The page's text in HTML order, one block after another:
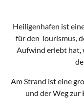
Heiligenhafen ist
für den Tourismus,
Aufwind erlebt hat,
Am Strand ist eine
und der Weg zur